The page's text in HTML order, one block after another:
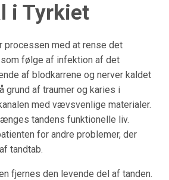
i Tyrkiet
processen med at rense det
følge af infektion af det
af blodkarrene og nerver kaldet
grund af traumer og karies i
med vævsvenlige materialer.
tandens funktionelle liv.
for andre problemer, der
tandtab.
fjernes den levende del af tanden.